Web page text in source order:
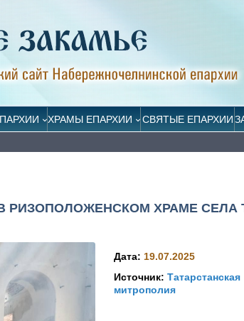
ХРАМЫ ЕПАРХИИ СВЯТЫЕ ЕПАРХИИ
РИЗОПОЛОЖЕНСКОМ ХРАМЕ СЕЛА
Дата: 19.07.2025
Источник:Татарстанская
митрополия